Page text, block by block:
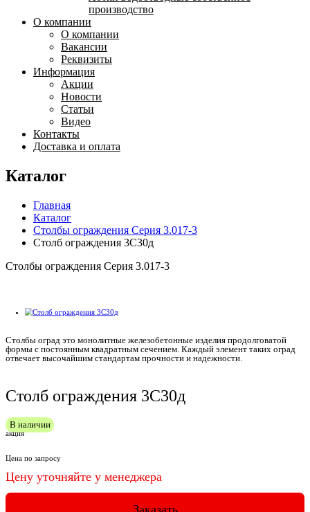
производство
О компании
О компании
Вакансии
Реквизиты
Информация
Акции
Новости
Статьи
Видео
Контакты
Доставка и оплата
Каталог
Главная
Каталог
Столбы ограждения Серия 3.017-3
Столб ограждения 3С30д
Столбы ограждения Серия 3.017-3